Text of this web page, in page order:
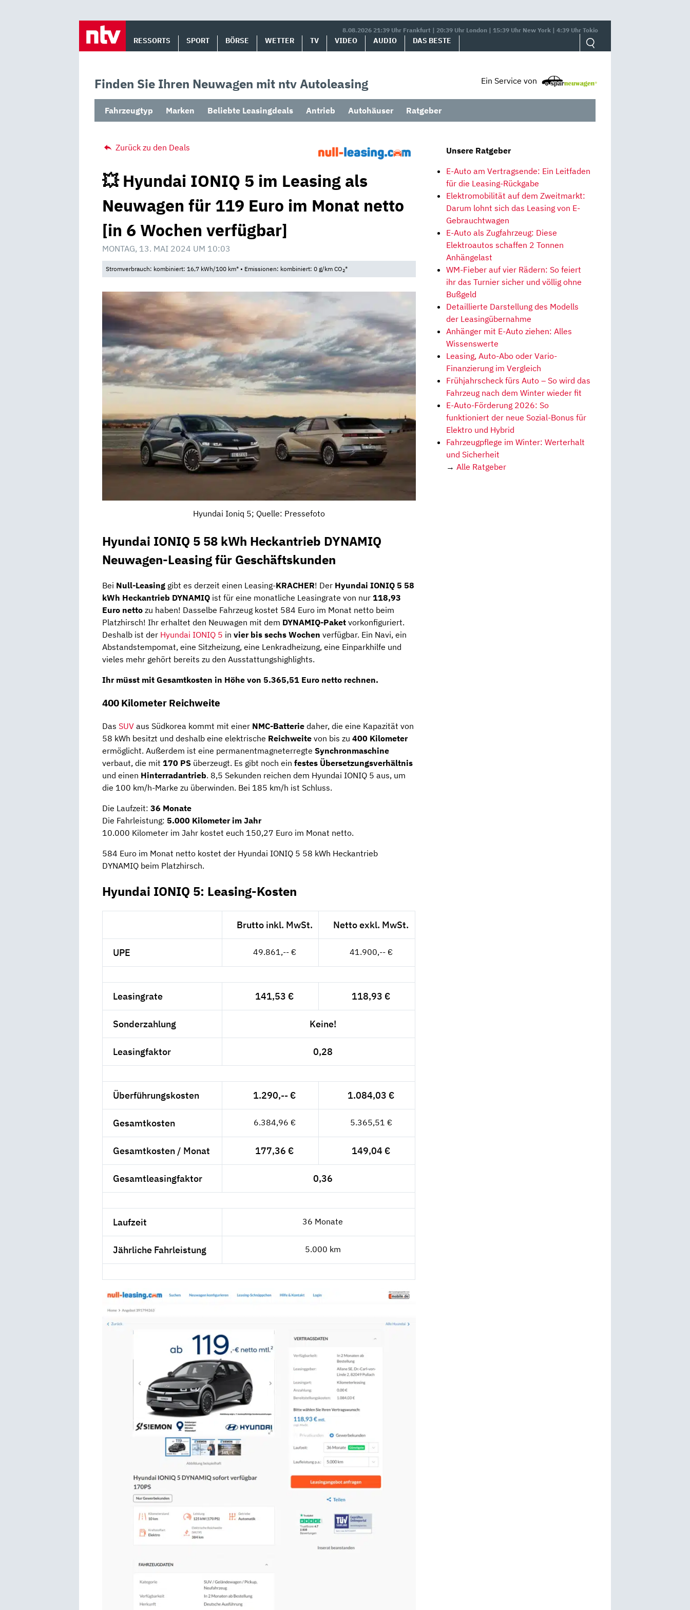
8.08.2026 21:39 Uhr Frankfurt | 20:39 Uhr London | 15:39 Uhr New York | 4:39 Uhr Tokio
RESSORTS SPORT BÖRSE WETTER TV VIDEO AUDIO DAS BESTE
Finden Sie Ihren Neuwagen mit ntv Autoleasing Ein Service von
Fahrzeugtyp Marken Beliebte Leasingdeals Antrieb Autohäuser Ratgeber
Zurück zu den Deals
💥 Hyundai IONIQ 5 im Leasing als
Neuwagen für 119 Euro im Monat netto
[in 6 Wochen verfügbar]
MONTAG, 13. MAI 2024 UM 10:03
Stromverbrauch: kombiniert: 16,7 kWh/100 km* • Emissionen: kombiniert: 0 g/km CO2*
Hyundai Ioniq 5; Quelle: Pressefoto
Hyundai IONIQ 5 58 kWh Heckantrieb DYNAMIQ
Neuwagen-Leasing für Geschäftskunden
Bei Null-Leasing gibt es derzeit einen Leasing-KRACHER! Der Hyundai IONIQ 5 58
kWh Heckantrieb DYNAMIQ ist für eine monatliche Leasingrate von nur 118,93
Euro netto zu haben! Dasselbe Fahrzeug kostet 584 Euro im Monat netto beim
Platzhirsch! Ihr erhaltet den Neuwagen mit dem DYNAMIQ-Paket vorkonfiguriert.
Deshalb ist der Hyundai IONIQ 5 in vier bis sechs Wochen verfügbar. Ein Navi, ein
Abstandstempomat, eine Sitzheizung, eine Lenkradheizung, eine Einparkhilfe und
vieles mehr gehört bereits zu den Ausstattungshighlights.
Ihr müsst mit Gesamtkosten in Höhe von 5.365,51 Euro netto rechnen.
400 Kilometer Reichweite
Das SUV aus Südkorea kommt mit einer NMC-Batterie daher, die eine Kapazität von
58 kWh besitzt und deshalb eine elektrische Reichweite von bis zu 400 Kilometer
ermöglicht. Außerdem ist eine permanentmagneterregte Synchronmaschine
verbaut, die mit 170 PS überzeugt. Es gibt noch ein festes Übersetzungsverhältnis
und einen Hinterradantrieb. 8,5 Sekunden reichen dem Hyundai IONIQ 5 aus, um
die 100 km/h-Marke zu überwinden. Bei 185 km/h ist Schluss.
Die Laufzeit: 36 Monate
Die Fahrleistung: 5.000 Kilometer im Jahr
10.000 Kilometer im Jahr kostet euch 150,27 Euro im Monat netto.
584 Euro im Monat netto kostet der Hyundai IONIQ 5 58 kWh Heckantrieb
DYNAMIQ beim Platzhirsch.
Hyundai IONIQ 5: Leasing-Kosten
Brutto inkl. MwSt. Netto exkl. MwSt.
UPE 49.861,-- € 41.900,-- €
Leasingrate 141,53 € 118,93 €
Sonderzahlung Keine!
Leasingfaktor 0,28
Überführungskosten 1.290,-- € 1.084,03 €
Gesamtkosten 6.384,96 € 5.365,51 €
Gesamtkosten / Monat 177,36 € 149,04 €
Gesamtleasingfaktor 0,36
Laufzeit 36 Monate
Jährliche Fahrleistung 5.000 km
Unsere Ratgeber
E-Auto am Vertragsende: Ein Leitfaden
für die Leasing-Rückgabe
Elektromobilität auf dem Zweitmarkt:
Darum lohnt sich das Leasing von E-
Gebrauchtwagen
E-Auto als Zugfahrzeug: Diese
Elektroautos schaffen 2 Tonnen
Anhängelast
WM-Fieber auf vier Rädern: So feiert
ihr das Turnier sicher und völlig ohne
Bußgeld
Detaillierte Darstellung des Modells
der Leasingübernahme
Anhänger mit E-Auto ziehen: Alles
Wissenswerte
Leasing, Auto-Abo oder Vario-
Finanzierung im Vergleich
Frühjahrscheck fürs Auto – So wird das
Fahrzeug nach dem Winter wieder fit
E-Auto-Förderung 2026: So
funktioniert der neue Sozial-Bonus für
Elektro und Hybrid
Fahrzeugpflege im Winter: Werterhalt
und Sicherheit
→ Alle Ratgeber